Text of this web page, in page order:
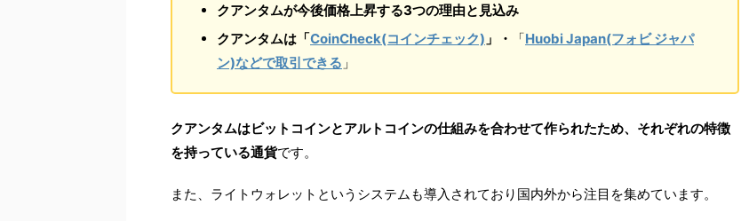
クアンタムが今後価格上昇する3つの理由と見込み
クアンタムは「CoinCheck(コインチェック) 」・ 「Huobi Japan(フォビ ジャパ
ン)などで取引できる 」
クアンタムはビットコインとアルトコインの仕組みを合わせて作られたため、それぞれの特徴
を持っている通貨です。
また、ライトウォレットというシステムも導入されており国内外から注目を集めています。